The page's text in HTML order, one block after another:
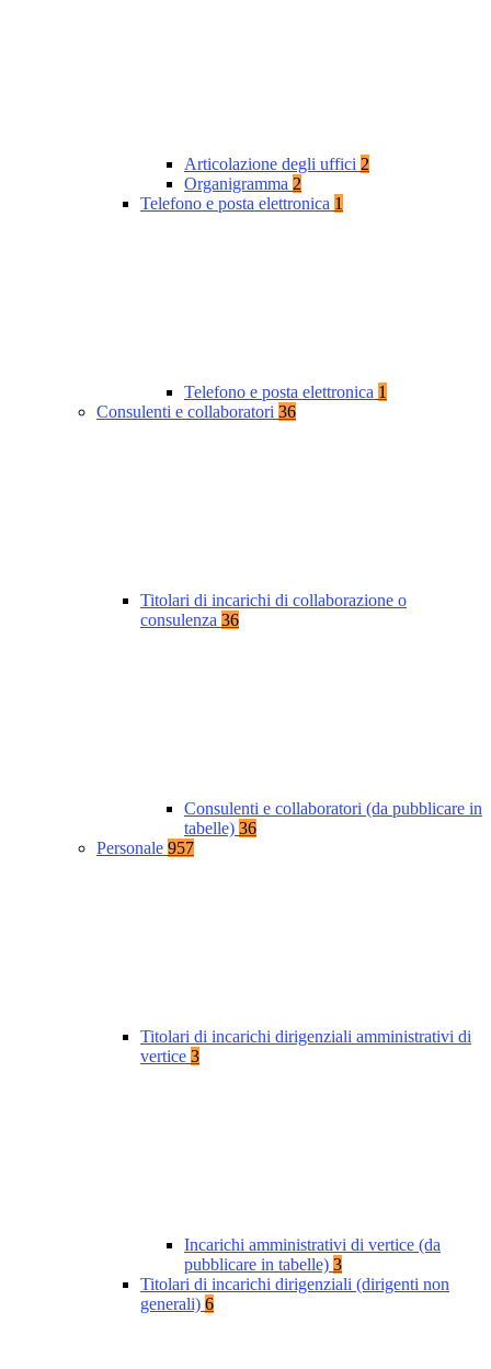
Articolazione degli uffici 2
Organigramma 2
Telefono e posta elettronica 1
Telefono e posta elettronica 1
Consulenti e collaboratori 36
Titolari di incarichi di collaborazione o
consulenza 36
Consulenti e collaboratori (da pubblicare in
tabelle) 36
Personale 957
Titolari di incarichi dirigenziali amministrativi di
vertice 3
Incarichi amministrativi di vertice (da
pubblicare in tabelle) 3
Titolari di incarichi dirigenziali (dirigenti non
generali) 6